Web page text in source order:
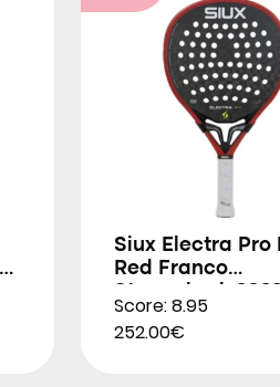
Siux Electra Pro
Red Franco
Score: 8.95
252.00€